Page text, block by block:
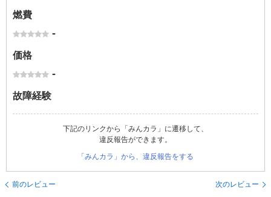
燃費
-
価格
-
故障経験
下記のリンクから「みんカラ」に遷移して、
違反報告ができます。
「みんカラ」から、違反報告をする
前のレビュー 次のレビュー